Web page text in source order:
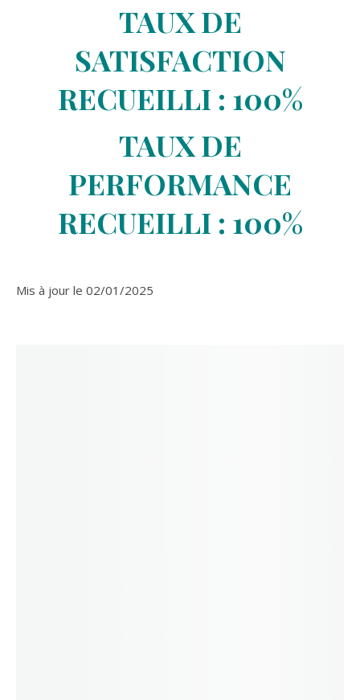
TAUX DE
SATISFACTION
RECUEILLI : 100%
TAUX DE
PERFORMANCE
RECUEILLI : 100%
Mis à jour le 02/01/2025